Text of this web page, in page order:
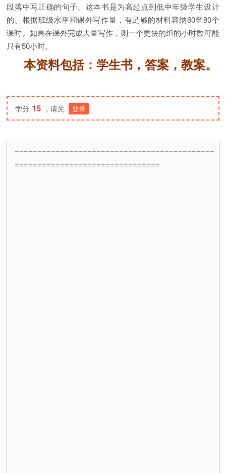
段落中写正确的句子。这本书是为高起点到低中年级学生设计
的。根据班级水平和课外写作量，有足够的材料容纳60至80个
课时。如果在课外完成大量写作，则一个更快的组的小时数可能
只有50小时。
本资料包括：学生书，答案，教案。
学分 15 ，请先 登录
============================================
================================